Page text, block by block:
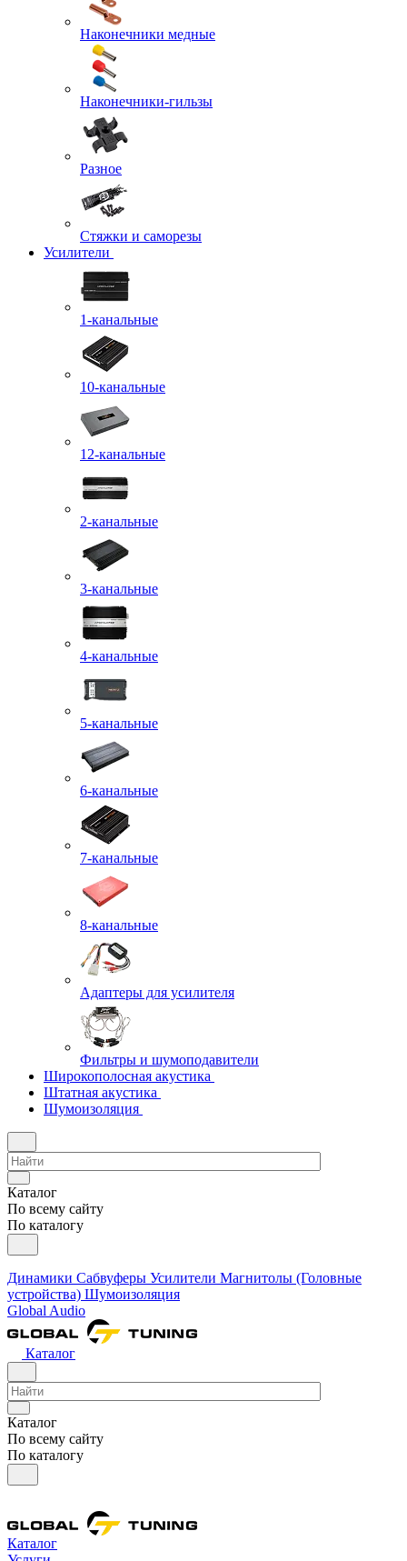
Наконечники медные
Наконечники-гильзы
Разное
Стяжки и саморезы
Усилители
1-канальные
10-канальные
12-канальные
2-канальные
3-канальные
4-канальные
5-канальные
6-канальные
7-канальные
8-канальные
Адаптеры для усилителя
Фильтры и шумоподавители
Широкополосная акустика
Штатная акустика
Шумоизоляция
Каталог
По всему сайту
По каталогу
Динамики Сабвуферы Усилители Магнитолы (Головные
устройства) Шумоизоляция
Global Audio
Каталог
Каталог
По всему сайту
По каталогу
Каталог